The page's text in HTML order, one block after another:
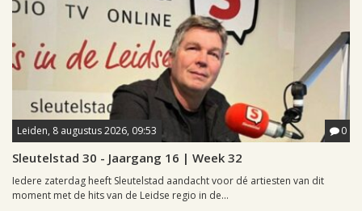
Leiden, 8 augustus 2026, 09:53 0
Sleutelstad 30 - Jaargang 16 | Week 32
Iedere zaterdag heeft Sleutelstad aandacht voor dé artiesten van dit
moment met de hits van de Leidse regio in de...